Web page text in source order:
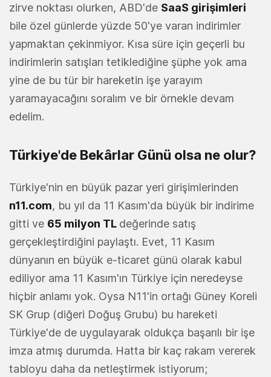
zirve noktası olurken, ABD'de SaaS girişimleri
bile özel günlerde yüzde 50'ye varan indirimler
yapmaktan çekinmiyor. Kısa süre için geçerli bu
indirimlerin satışları tetiklediğine şüphe yok ama
yine de bu tür bir hareketin işe yarayım
yaramayacağını soralım ve bir örnekle devam
edelim.
Türkiye'de Bekârlar Günü olsa ne olur?
Türkiye'nin en büyük pazar yeri girişimlerinden
n11.com, bu yıl da 11 Kasım'da büyük bir indirime
gitti ve 65 milyon TL değerinde satış
gerçekleştirdiğini paylaştı. Evet, 11 Kasım
dünyanın en büyük e-ticaret günü olarak kabul
ediliyor ama 11 Kasım'ın Türkiye için neredeyse
hiçbir anlamı yok. Oysa N11'in ortağı Güney Koreli
SK Grup (diğeri Doğuş Grubu) bu hareketi
Türkiye'de de uygulayarak oldukça başarılı bir işe
imza atmış durumda. Hatta bir kaç rakam vererek
tabloyu daha da netleştirmek istiyorum;